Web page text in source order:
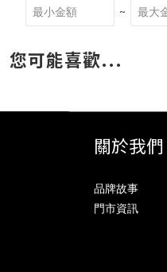
~
您可能喜歡...
關於我們
品牌故事
門市資訊